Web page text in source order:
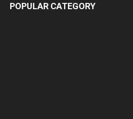
POPULAR CATEGORY